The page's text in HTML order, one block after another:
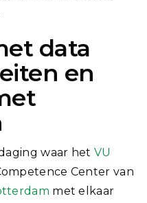
data
en
waar het VU
Center van
met elkaar